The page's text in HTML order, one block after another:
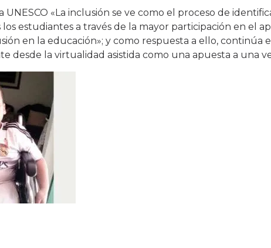
UNESCO «La inclusión se ve como el proceso de
estudiantes a través de la mayor participación en el
en la educación»; y como respuesta a ello, continúa
desde la virtualidad asistida como una apuesta a una